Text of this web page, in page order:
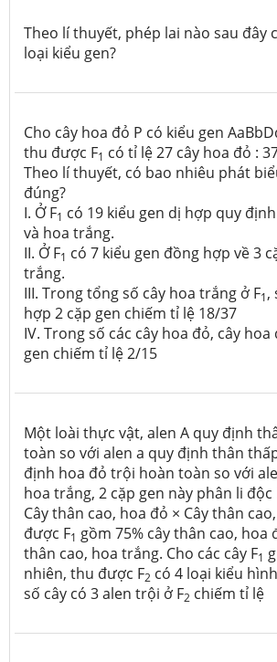
Theo lí thuyết, phép lai nào sau đây
loại kiểu gen?
Cho cây hoa đỏ P có kiểu gen
thu được F1 có tỉ lệ 27 cây hoa đỏ :
Theo lí thuyết, có bao nhiêu phát
đúng?
I. Ở F1 có 19 kiểu gen dị hợp quy
và hoa trắng.
II. Ở F1 có 7 kiểu gen đồng hợp về 3
trắng.
III. Trong tổng số cây hoa trắng ở F1,
hợp 2 cặp gen chiếm tỉ lệ 18/37
IV. Trong số các cây hoa đỏ, cây
gen chiếm tỉ lệ 2/15
Một loài thực vật, alen A quy định
toàn so với alen a quy định thân
định hoa đỏ trội hoàn toàn so với
hoa trắng, 2 cặp gen này phân li độc
Cây thân cao, hoa đỏ × Cây thân
được F1 gồm 75% cây thân cao, hoa
thân cao, hoa trắng. Cho các cây F1
nhiên, thu được F2 có 4 loại kiểu
số cây có 3 alen trội ở F2 chiếm tỉ lệ